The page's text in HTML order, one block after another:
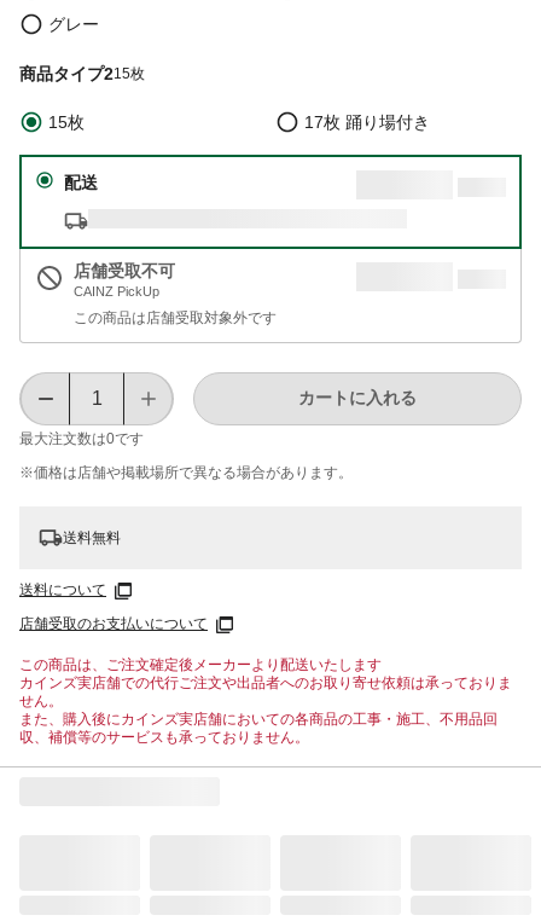
グレー
商品タイプ215枚
15枚 17枚 踊り場付き
配送
店舗受取不可
CAINZ PickUp
この商品は店舗受取対象外です
最大注文数は0です
カートに入れる
※価格は​店舗や​掲載場所で​異なる​場合が​あります。
送料無料
送料について
店舗受取のお支払いについて
この商品は、ご注文確定後メーカーより配送いたします
カインズ実店舗での代行ご注文や出品者へのお取り寄せ依頼は承っておりま
せん。
また、購入後にカインズ実店舗においての各商品の工事・施工、不用品回
収、補償等のサービスも承っておりません。